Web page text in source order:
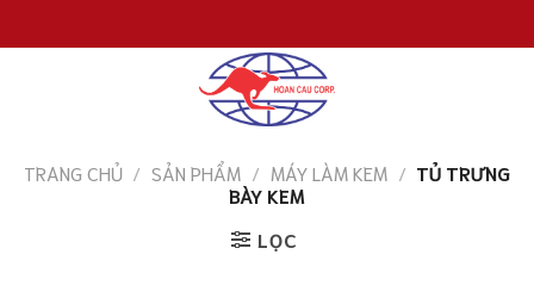
đến
TRANG CHỦ / SẢN PHẨM / MÁY LÀM KEM / TỦ TRƯNG
BÀY KEM
LỌC